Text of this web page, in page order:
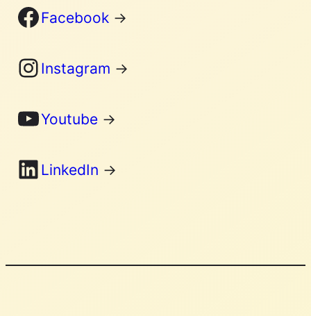
Facebook
Facebook →
Instagram
Instagram →
YouTube
Youtube →
LinkedIn
LinkedIn →